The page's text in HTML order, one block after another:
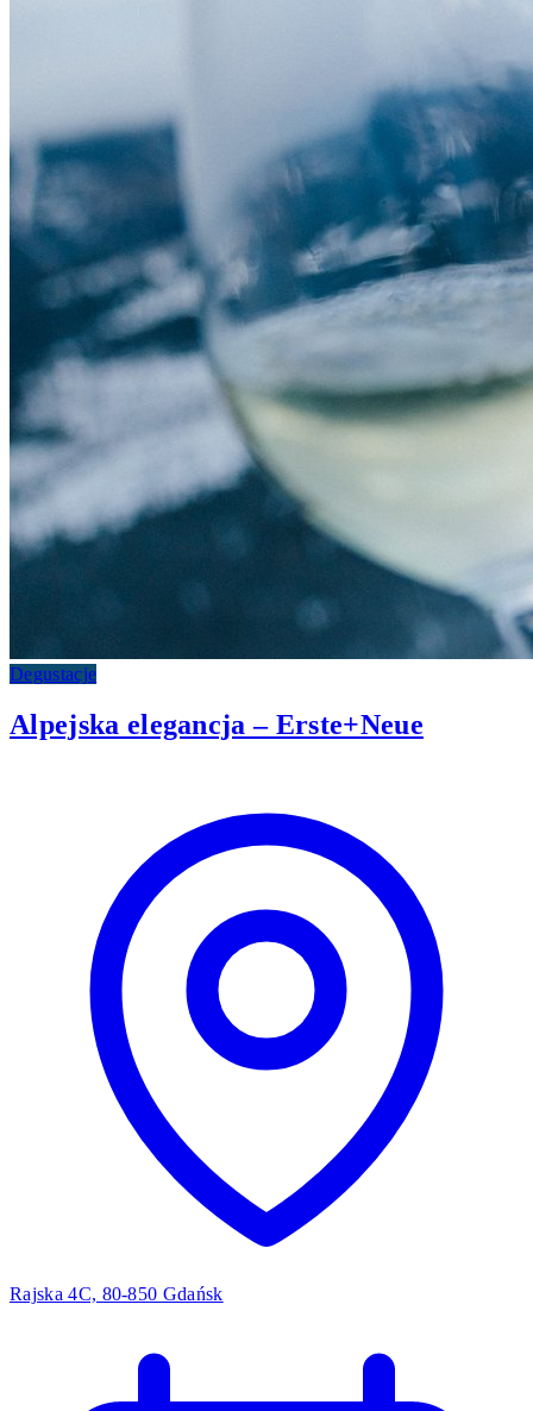
Degustacje
Alpejska elegancja – Erste+Neue
Rajska 4C, 80-850 Gdańsk